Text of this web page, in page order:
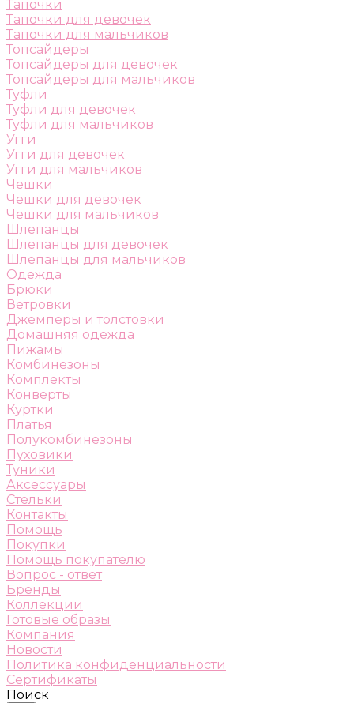
Тапочки
Тапочки для девочек
Тапочки для мальчиков
Топсайдеры
Топсайдеры для девочек
Топсайдеры для мальчиков
Туфли
Туфли для девочек
Туфли для мальчиков
Угги
Угги для девочек
Угги для мальчиков
Чешки
Чешки для девочек
Чешки для мальчиков
Шлепанцы
Шлепанцы для девочек
Шлепанцы для мальчиков
Одежда
Брюки
Ветровки
Джемперы и толстовки
Домашняя одежда
Пижамы
Комбинезоны
Комплекты
Конверты
Куртки
Платья
Полукомбинезоны
Пуховики
Туники
Аксессуары
Стельки
Контакты
Помощь
Покупки
Помощь покупателю
Вопрос - ответ
Бренды
Коллекции
Готовые образы
Компания
Новости
Политика конфиденциальности
Сертификаты
Поиск